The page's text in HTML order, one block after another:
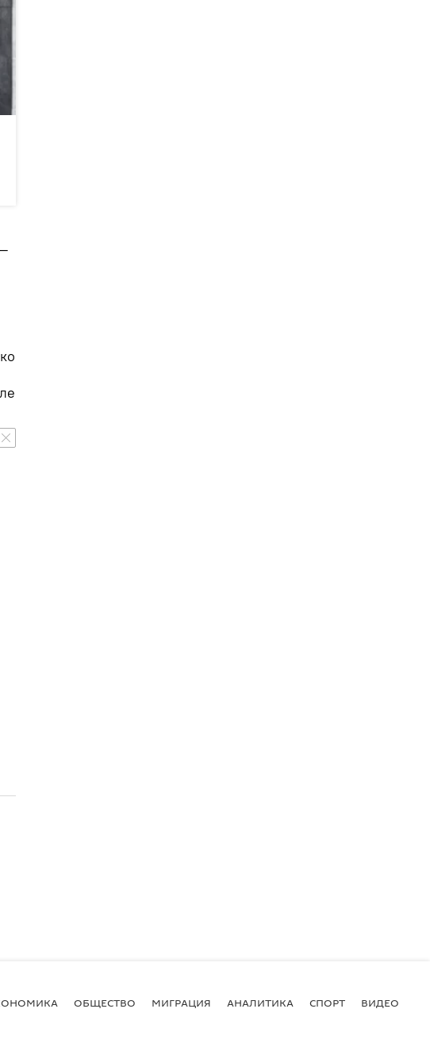
ОБЩЕСТВО МИГРАЦИЯ АНАЛИТИКА СПОРТ ВИДЕО